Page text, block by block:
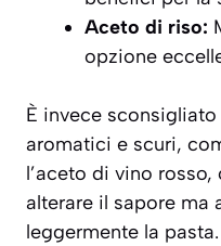
Aceto di riso:
opzione
È invece
aromatici e scuri,
l’aceto di vino
alterare il sapore ma
leggermente la pasta.